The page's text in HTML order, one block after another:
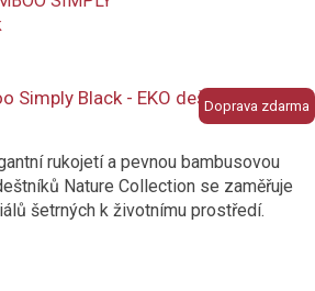
Doprava zdarma
Simply Black - EKO deštník
rukojetí a pevnou bambusovou
Nature Collection se zaměřuje
šetrných k životnímu prostředí.